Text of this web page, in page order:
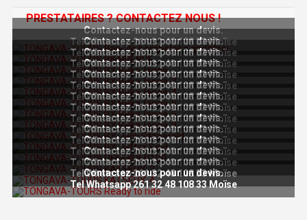
PRESTATAIRES ? CONTACTEZ NOUS !
Contactez-nous pour un devis.
Tel Whatsapp 261 32 48 108 33 Moïse
Contactez-nous pour un devis.
Tel Whatsapp 261 32 48 108 33 Moïse
Contactez-nous pour un devis.
Tel Whatsapp 261 32 48 108 33 Moïse
Contactez-nous pour un devis.
Tel Whatsapp 261 32 48 108 33 Moïse
Contactez-nous pour un devis.
Tel Whatsapp 261 32 48 108 33 Moïse
Contactez-nous pour un devis.
Tel Whatsapp 261 32 48 108 33 Moïse
Contactez-nous pour un devis.
Tel Whatsapp 261 32 48 108 33 Moïse
Contactez-nous pour un devis.
Tel Whatsapp 261 32 48 108 33 Moïse
Contactez-nous pour un devis.
Tel Whatsapp 261 32 48 108 33 Moïse
Contactez-nous pour un devis.
Tel Whatsapp 261 32 48 108 33 Moïse
Contactez-nous pour un devis.
Tel Whatsapp 261 32 48 108 33 Moïse
Contactez-nous pour un devis.
Tel Whatsapp 261 32 48 108 33 Moïse
Contactez-nous pour un devis.
Tel Whatsapp 261 32 48 108 33 Moïse
Contactez-nous pour un devis.
Tel Whatsapp 261 32 48 108 33 Moïse